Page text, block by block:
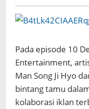
Pada episode 10
Entertainment,
Man Song Ji Hyo
bintang tamu
kolaborasi iklan